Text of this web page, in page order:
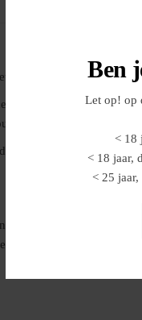
Ben
Let op! op
< 18
< 18 jaar,
< 25
maar Maarten
denken.
bubbels, een paar
ter vergelijking